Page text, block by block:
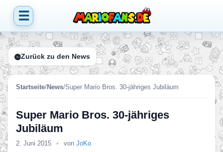
☰
Zurück zu den News
Startseite/News/Super Mario Bros. 30-jähriges Jubiläum
Super Mario Bros. 30-jähriges
Jubiläum
2. Juni 2015 • von JoKo